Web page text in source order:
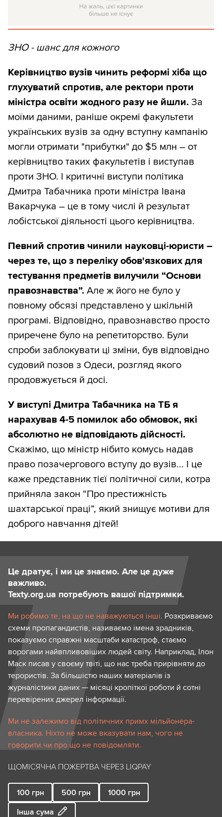
ЗНО - шанс для кожного
Керівництво вузів чинить реформі хіба що
глухуватий спротив, але ректори проти
міністра освіти жодного разу не йшли. За
моїми даними, раніше окремі факультети
українських вузів за одну вступну кампанію
могли отримати "прибутки" до $5 млн – от
керівництво таких факультетів і виступав
проти ЗНО. І критичні виступи політика
Дмитра Табачника проти міністра Івана
Вакарчука – це в тому числі й результат
лобістської діяльності цього керівництва.
Певний спротив чинили науковці-юристи –
через те, що з переліку обов'язкових для
тестування предметів вилучили “Основи
правознавства”. Але ж його не було у
повному обсязі представлено у шкільній
програмі. Відповідно, правознавство просто
приречене було на репетиторство. Були
спроби заблокувати ці зміни, був відповідно
судовий позов з Одеси, розгляд якого
продовжується й досі.
У виступі Дмитра Табачника на ТБ я
нарахував 4-5 помилок або обмовок, які
абсолютно не відповідають дійсності.
Скажімо, що міністр нібито комусь надав
право позачергового вступу до вузів... І це
каже представник тієї політичної сили, котра
прийняла закон “Про престижність
шахтарської праці”, який знищує мотиви для
доброго навчання дітей!
Це дратує, і ми це знаємо. Але це дуже
важливо.
Texty.org.ua потребують вашої підтримки.
Ми робимо те, на що не наважуються інші. Розкриваємо
схеми пропагандистів, називаємо імена зрадників,
показуємо справжні масштаби катастроф, стаємо
ворогами найвпливовіших людей світу. Наприклад, Ілон
Маск писав у своєму твіті, що нас треба прирівняти до
терористів. За більшістю наших матеріалів із
журналістики даних — місяці кропіткої роботи й сотні
перевірених джерел інформації.
Ми не залежимо від політичних примх мільйонера-
власника. Ніхто не може вказувати нам, чого не
говорити чи про що не повідомляти.
ЩОМІСЯЧНА ПОЖЕРТВА ЧЕРЕЗ LIQPAY
100 грн 500 грн 1000 грн
Інша сума